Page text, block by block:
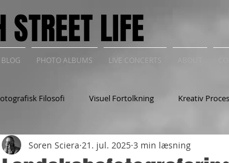
STREET LIFE
Filosofi Visuel Fortolkning Kreativ Proces
Foto lokationer Sociale Medier Teknik
Soren Sciera 21. jul. 2025 3 min læsning
BLOG PHOTO ALBUMS LIVE CONCERTS